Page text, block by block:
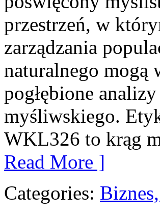
przestrzeń, w
zarządzania
naturalnego mogą
pogłębione
myśliwskiego.
WKL326 to krąg
Read More ]
Categories: